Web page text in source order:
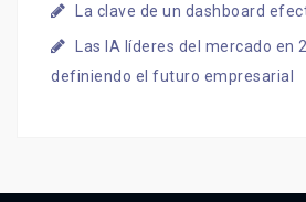
La clave de un dashboard
Las IA líderes del mercado en
definiendo el futuro empresarial